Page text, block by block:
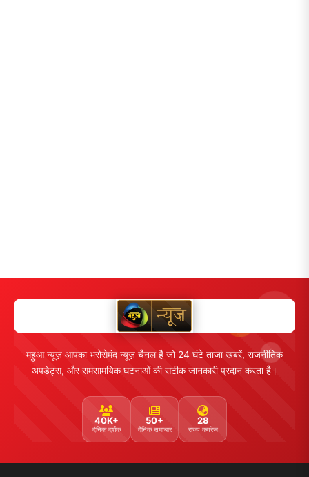
महुआ न्यूज़ आपका भरोसेमंद न्यूज़ चैनल है जो 24 घंटे ताजा खबरें, राजनीतिक
अपडेट्स, और समसामयिक घटनाओं की सटीक जानकारी प्रदान करता है।
40K+
दैनिक दर्शक
50+
दैनिक समाचार
28
राज्य कवरेज